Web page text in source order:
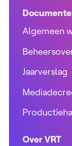
Algemeen
Jaarverslag
Over VRT